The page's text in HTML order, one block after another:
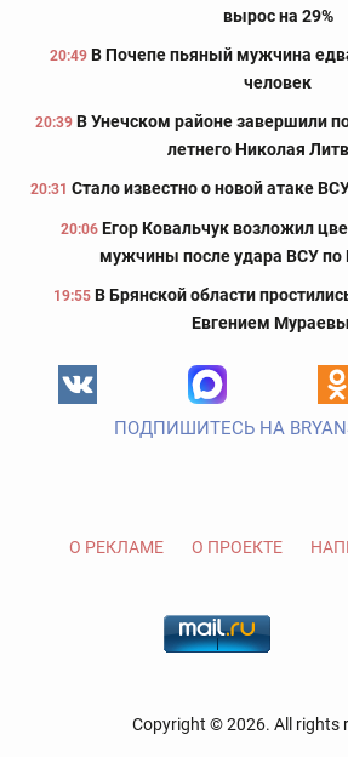
вырос на 29%
20:49 В Почепе пьяный мужчина
человек
20:39 В Унечском районе завершили
летнего Николая
20:31 Стало известно о новой атаке
20:06 Егор Ковальчук возложил
мужчины после удара ВСУ по
19:55 В Брянской области
Евгением
ПОДПИШИТЕСЬ НА
О РЕКЛАМЕ О ПРОЕКТЕ
Copyright © 2026. All rights